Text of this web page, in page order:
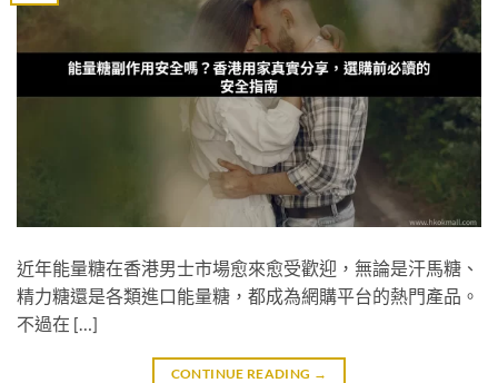
近年能量糖在香港男士市場愈來愈受歡迎，無論是汗馬糖、
精力糖還是各類進口能量糖，都成為網購平台的熱門產品。
不過在 […]
CONTINUE READING →